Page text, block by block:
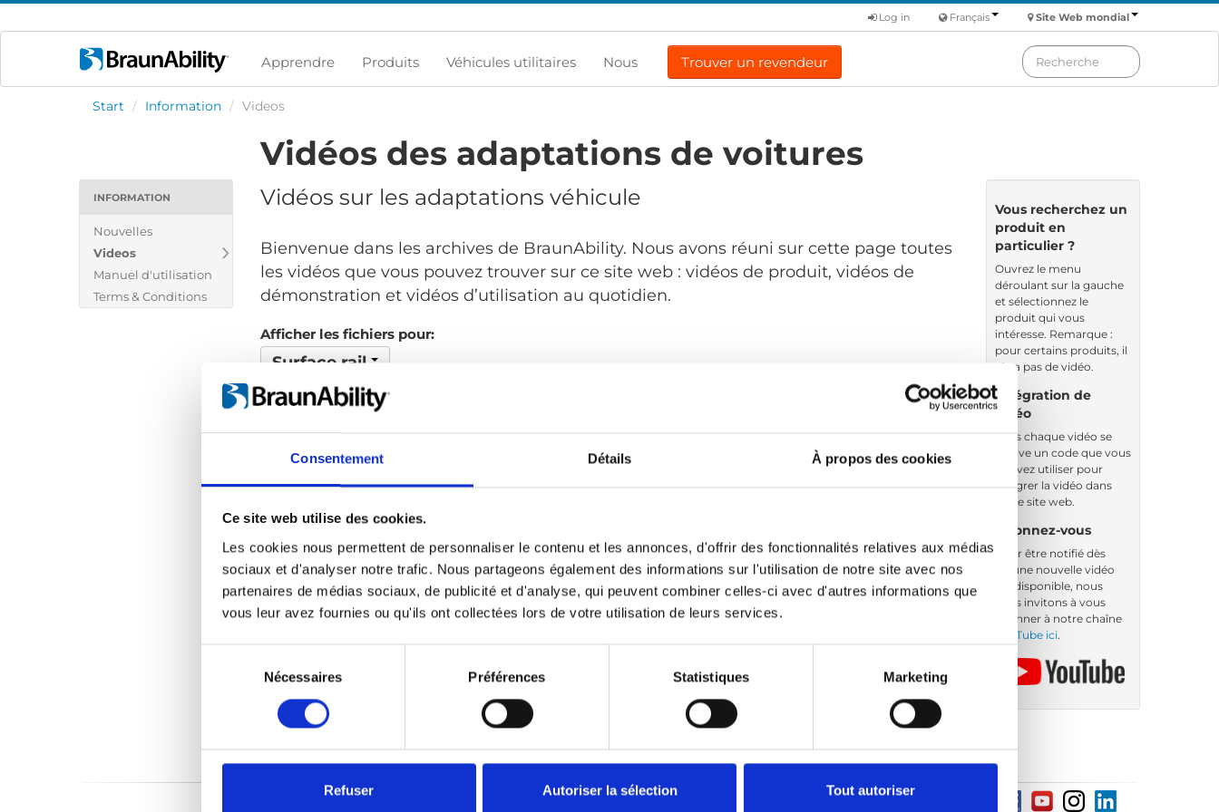
Consentement Détails À propos des cookies
Ce site web utilise des cookies.
Les cookies nous permettent de personnaliser le contenu et les annonces, d'offrir des fonctionnalités relatives aux médias
sociaux et d'analyser notre trafic. Nous partageons également des informations sur l'utilisation de notre site avec nos
partenaires de médias sociaux, de publicité et d'analyse, qui peuvent combiner celles-ci avec d'autres informations que
vous leur avez fournies ou qu'ils ont collectées lors de votre utilisation de leurs services.
consentement
Nécessaires Préférences Statistiques Marketing
Refuser Autoriser la sélection Tout autoriser
Site Web mondial
Français
Log in
Apprendre Produits Véhicules utilitaires Nous Trouver un revendeur
Start / Information / Videos
INFORMATION
Nouvelles
Videos
Manuel d'utilisation
Terms & Conditions
Vidéos des adaptations de voitures
Vidéos sur les adaptations véhicule
Bienvenue dans les archives de BraunAbility. Nous avons réuni sur cette page toutes
les vidéos que vous pouvez trouver sur ce site web : vidéos de produit, vidéos de
démonstration et vidéos d’utilisation au quotidien.
Afficher les fichiers pour:
Surface rail
Afficher tout Repair video
Vous recherchez un
produit en
particulier ?
Ouvrez le menu
déroulant sur la gauche
et sélectionnez le
produit qui vous
intéresse. Remarque :
pour certains produits, il
n’y a pas de vidéo.
Intégration de
vidéo
Sous chaque vidéo se
trouve un code que vous
pouvez utiliser pour
intégrer la vidéo dans
votre site web.
Abonnez-vous
Pour être notifié dès
qu’une nouvelle vidéo
est disponible, nous
vous invitons à vous
abonner à notre chaîne
YouTube ici.